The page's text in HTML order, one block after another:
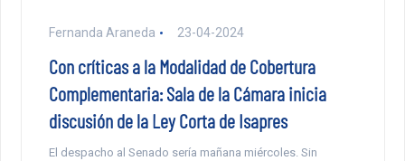
Fernanda Araneda 23-04-2024
Con críticas a la Modalidad de Cobertura
Complementaria: Sala de la Cámara inicia
discusión de la Ley Corta de Isapres
El despacho al Senado sería mañana miércoles. Sin